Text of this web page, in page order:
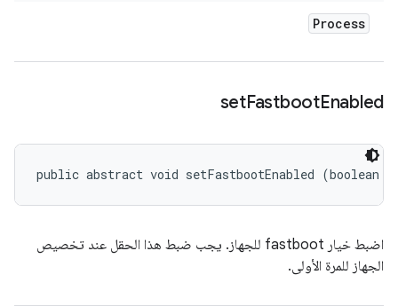
Process
setFastbootEnabled
public abstract void setFastbootEnabled (boolean
اضبط خيار fastboot للجهاز. يجب ضبط هذا الحقل عند تخصيص
الجهاز للمرة الأولى.